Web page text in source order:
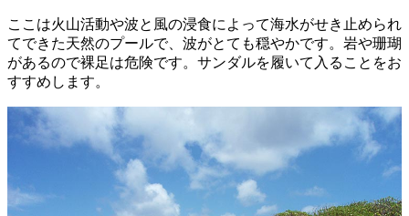
ここは火山活動や波と風の浸食によって海水がせき止められ
てできた天然のプールで、波がとても穏やかです。岩や珊瑚
があるので裸足は危険です。サンダルを履いて入ることをお
すすめします。